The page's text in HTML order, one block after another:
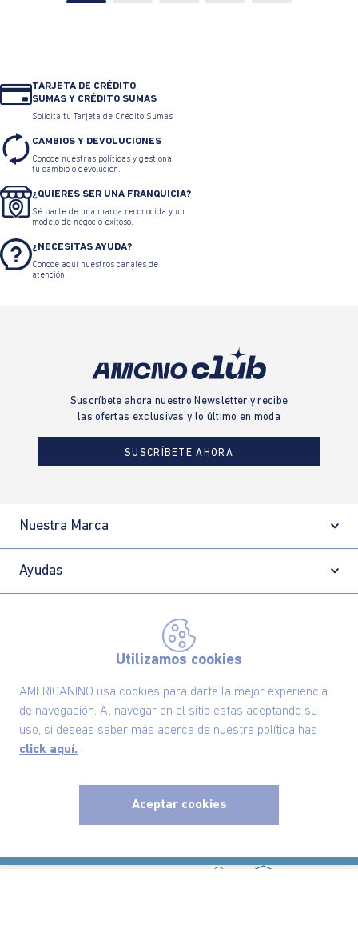
Utilizamos cookies
AMERICANINO usa cookies para darte la mejor experiencia
de navegación. Al navegar en el sitio estas aceptando su
uso, si deseas saber más acerca de nuestra política has
click aquí.
Aceptar cookies
TARJETA DE CRÉDITO
SUMAS Y CRÉDITO SUMAS
Solicita tu Tarjeta de Crédito Sumas
CAMBIOS Y DEVOLUCIONES
Conoce nuestras políticas y gestiona
tu cambio o devolución.
¿QUIERES SER UNA FRANQUICIA?
Sé parte de una marca reconocida y un
modelo de negocio exitoso.
¿NECESITAS AYUDA?
Conoce aquí nuestros canales de
atención.
Suscríbete ahora nuestro Newsletter y recibe
las ofertas exclusivas y lo último en moda
SUSCRÍBETE AHORA
Nuestra Marca
Ayudas